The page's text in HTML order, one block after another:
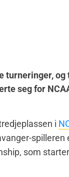
turneringer, og
seg for
i
spilleren
som